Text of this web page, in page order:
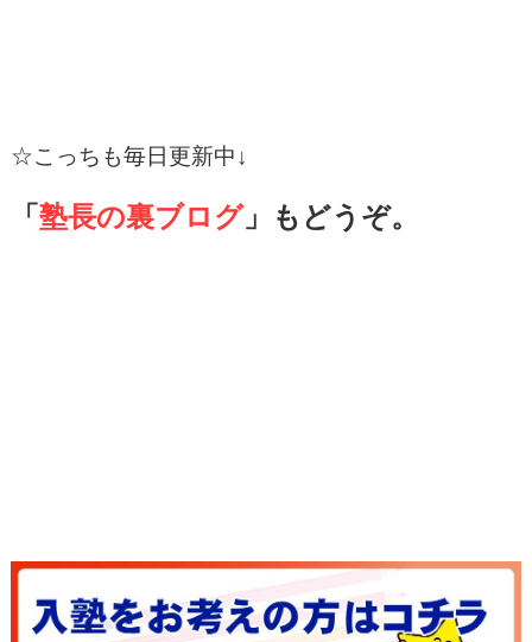
☆こっちも毎日更新中↓
「 塾長の裏ブログ」もどうぞ。